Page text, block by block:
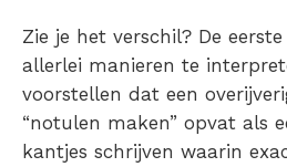
Zie je het verschil? De
allerlei manieren te
voorstellen dat een
“notulen maken” opvat als
kantjes schrijven waarin